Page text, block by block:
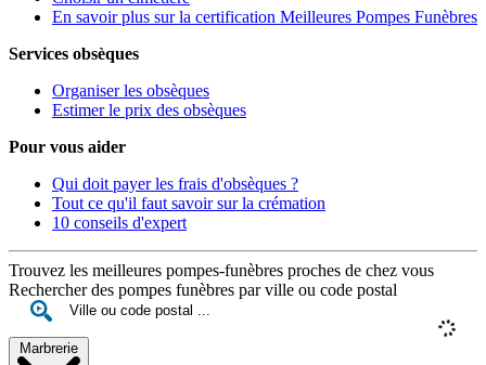
En savoir plus sur la certification Meilleures Pompes Funèbres
Services obsèques
Organiser les obsèques
Estimer le prix des obsèques
Pour vous aider
Qui doit payer les frais d'obsèques ?
Tout ce qu'il faut savoir sur la crémation
10 conseils d'expert
Trouvez les meilleures pompes-funèbres proches de chez vous
Rechercher des pompes funèbres par ville ou code postal
Marbrerie